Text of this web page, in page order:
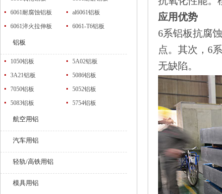
6061耐腐蚀铝板
al6061铝板
6061淬火拉伸板
6061-T6铝板
铝板
1050铝板
5A02铝板
3A21铝板
5086铝板
7050铝板
5052铝板
5083铝板
5754铝板
航空用铝
汽车用铝
轻轨/高铁用铝
模具用铝
应用优势
6系铝板抗腐
点。其次，6
无缺陷。